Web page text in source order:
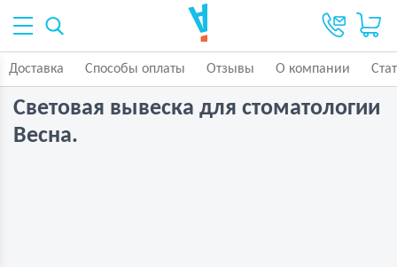
Доставка Способы оплаты Отзывы О компании
Световая вывеска для стоматологии
Весна.